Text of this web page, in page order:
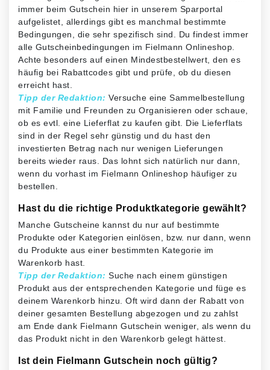
immer beim Gutschein hier in unserem Sparportal
aufgelistet, allerdings gibt es manchmal bestimmte
Bedingungen, die sehr spezifisch sind. Du findest immer
alle Gutscheinbedingungen im Fielmann Onlineshop.
Achte besonders auf einen Mindestbestellwert, den es
häufig bei Rabattcodes gibt und prüfe, ob du diesen
erreicht hast.
Tipp der Redaktion: Versuche eine Sammelbestellung
mit Familie und Freunden zu Organisieren oder schaue,
ob es evtl. eine Lieferflat zu kaufen gibt. Die Lieferflats
sind in der Regel sehr günstig und du hast den
investierten Betrag nach nur wenigen Lieferungen
bereits wieder raus. Das lohnt sich natürlich nur dann,
wenn du vorhast im Fielmann Onlineshop häufiger zu
bestellen.
Hast du die richtige Produktkategorie gewählt?
Manche Gutscheine kannst du nur auf bestimmte
Produkte oder Kategorien einlösen, bzw. nur dann, wenn
du Produkte aus einer bestimmten Kategorie im
Warenkorb hast.
Tipp der Redaktion: Suche nach einem günstigen
Produkt aus der entsprechenden Kategorie und füge es
deinem Warenkorb hinzu. Oft wird dann der Rabatt von
deiner gesamten Bestellung abgezogen und zu zahlst
am Ende dank Fielmann Gutschein weniger, als wenn du
das Produkt nicht in den Warenkorb gelegt hättest.
Ist dein Fielmann Gutschein noch gültig?